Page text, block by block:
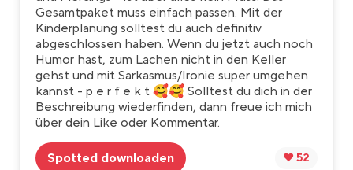
Gesamtpaket muss einfach passen. Mit der
Kinderplanung solltest du auch definitiv
abgeschlossen haben. Wenn du jetzt auch noch
Humor hast, zum Lachen nicht in den Keller
gehst und mit Sarkasmus/Ironie super umgehen
kannst - p e r f e k t 🥰🥰 Solltest du dich in der
Beschreibung wiederfinden, dann freue ich mich
über dein Like oder Kommentar.
Spotted downloaden ❤️ 52